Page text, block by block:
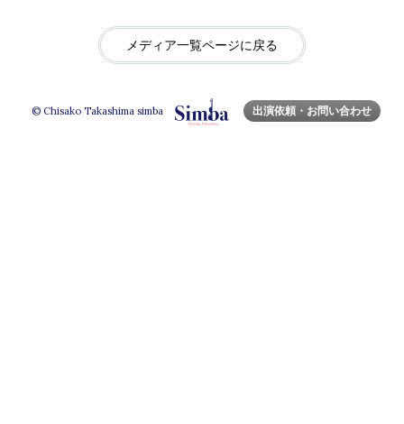
メディア一覧ページに戻る
© Chisako Takashima simba 出演依頼・お問い合わせ